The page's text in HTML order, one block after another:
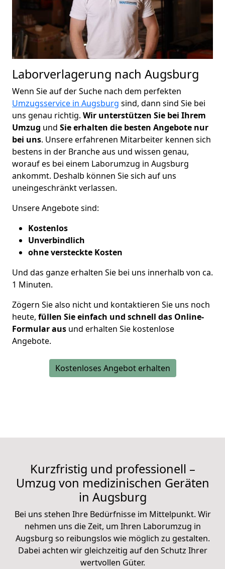
Laborverlagerung nach Augsburg
Wenn Sie auf der Suche nach dem perfekten
Umzugsservice in Augsburg sind, dann sind Sie bei
uns genau richtig. Wir unterstützen Sie bei Ihrem
Umzug und Sie erhalten die besten Angebote nur
bei uns. Unsere erfahrenen Mitarbeiter kennen sich
bestens in der Branche aus und wissen genau,
worauf es bei einem Laborumzug in Augsburg
ankommt. Deshalb können Sie sich auf uns
uneingeschränkt verlassen.
Unsere Angebote sind:
Kostenlos
Unverbindlich
ohne versteckte Kosten
Und das ganze erhalten Sie bei uns innerhalb von ca.
1 Minuten.
Zögern Sie also nicht und kontaktieren Sie uns noch
heute, füllen Sie einfach und schnell das Online-
Formular aus und erhalten Sie kostenlose
Angebote.
Kostenloses Angebot erhalten
Kurzfristig und professionell –
Umzug von medizinischen Geräten
in Augsburg
Bei uns stehen Ihre Bedürfnisse im Mittelpunkt. Wir
nehmen uns die Zeit, um Ihren Laborumzug in
Augsburg so reibungslos wie möglich zu gestalten.
Dabei achten wir gleichzeitig auf den Schutz Ihrer
wertvollen Güter.